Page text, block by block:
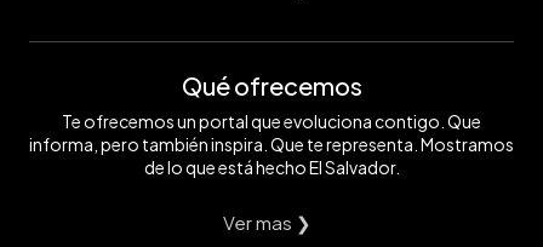
Qué ofrecemos
Te ofrecemos un portal que evoluciona contigo. Que
informa, pero también inspira. Que te representa. Mostramos
de lo que está hecho El Salvador.
Ver mas ❯